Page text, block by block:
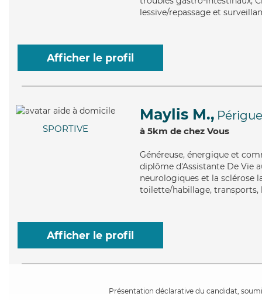
lessive/repassage et
Afficher le profil
SPORTIVE
Maylis M.,
à 5km de chez Vous
Généreuse, énergique et
diplôme d'Assistante De Vie
neurologiques et la sclérose
toilette/habillage, transports,
Afficher le profil
Présentation déclarative du candidat,